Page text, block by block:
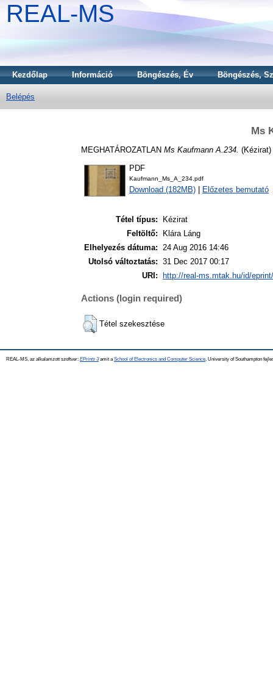
REAL-MS
Kezdőlap Információ Böngészés, Év Böngészés,
Belépés
Ms
MEGHATÁROZATLAN Ms Kaufmann A.234. (Kézirat)
PDF
Kaufmann_Ms_A_234.pdf
Download (182MB) Előzetes bemutató
Tétel típus:
Kézirat
Feltöltő:
Klára Láng
Elhelyezés dátuma: 24 Aug 2016 14:46
Utolsó változtatás: 31 Dec 2017 00:17
URI:
http://real-ms.mtak.hu/id/
Actions (login required)
Tétel szekesztése
REAL-MS, az alkalamzott szoftver: EPrints 3amit a School of Electronics and Computer Science , University of Southampton